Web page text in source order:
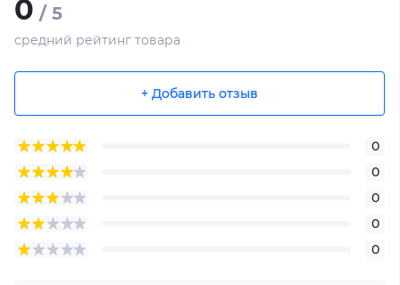
0 / 5
средний рейтинг товара
+ Добавить отзыв
0
0
0
0
0